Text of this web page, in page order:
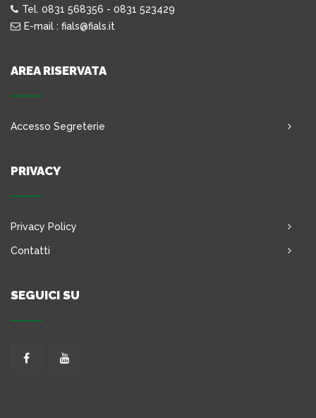
Tel. 0831 568356 - 0831 523429
E-mail : fials@fials.it
AREA RISERVATA
Accesso Segreterie
PRIVACY
Privacy Policy
Contatti
SEGUICI SU